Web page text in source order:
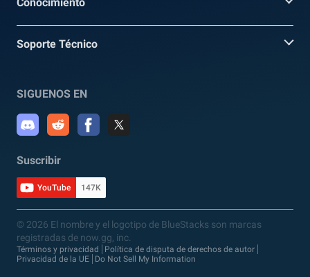
Soporte Técnico
SIGUENOS EN
Suscribir
YouTube 147K
© 2026 El nombre y el logotipo de BlueStacks son marcas
registradas de now.gg, inc.
Términos y privacidad
Política de disputa de derechos de autor
Privacidad de la UE
Do Not Sell My Information